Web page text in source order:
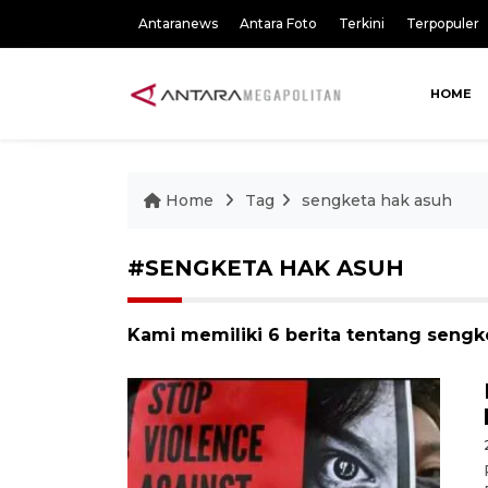
Antaranews Antara Foto Terkini Terpopuler
HOME
Home Tag sengketa hak asuh
#SENGKETA HAK ASUH
Kami memiliki 6 berita tentang